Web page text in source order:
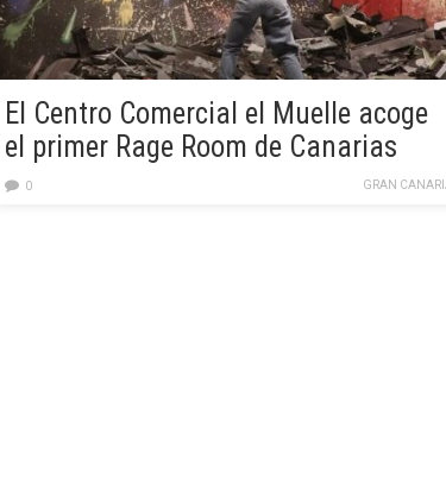
El Centro Comercial el Muelle acoge
el primer Rage Room de Canarias
GRAN
0